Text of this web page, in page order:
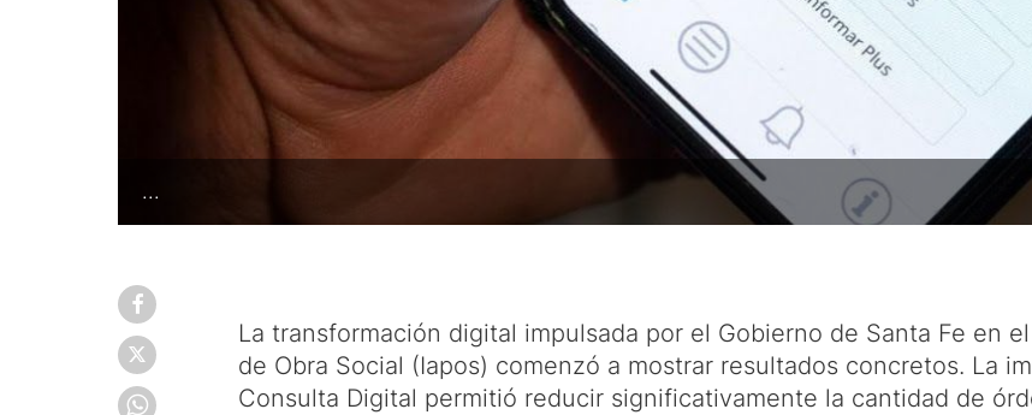
...
La transformación digital impulsada por el Gobierno de Santa Fe en
de Obra Social (Iapos) comenzó a mostrar resultados concretos. La
Consulta Digital permitió reducir significativamente la cantidad de